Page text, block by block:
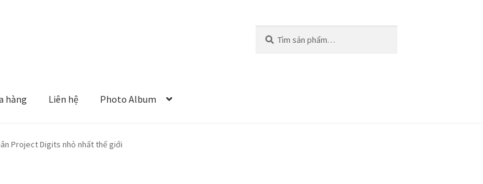
kiếm:
kiếm
hàng Liên hệ Photo Album
Project Digits nhỏ nhất thế giới